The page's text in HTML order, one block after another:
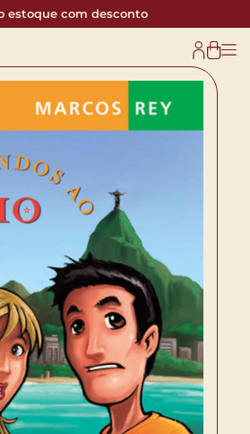
estoque com desconto